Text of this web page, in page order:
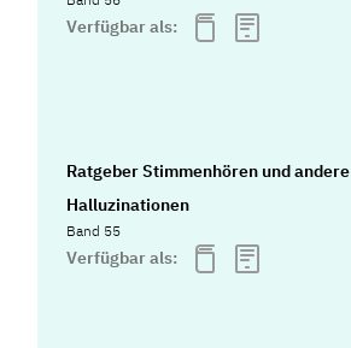
Verfügbar als:
Ratgeber Stimmenhören und
Halluzinationen
Band 55
Verfügbar als: